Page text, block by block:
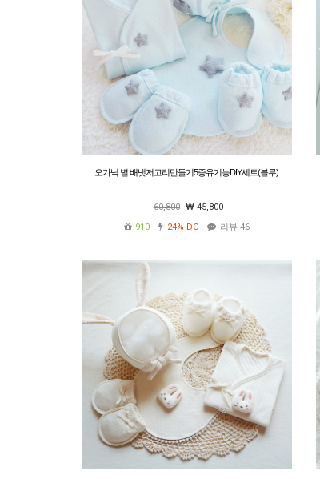
오가닉 별 배냇저고리만들기5종유기농DIY세트(블루)
60,800
45,800
910
24% DC 리뷰 46